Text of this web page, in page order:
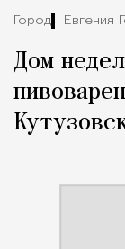
Город Евгения
Дом